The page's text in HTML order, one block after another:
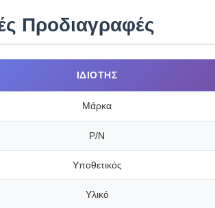
Προδιαγραφές
ΙΔΙΌΤΗΣ
Μάρκα
P/N
Υποθετικός
Υλικό